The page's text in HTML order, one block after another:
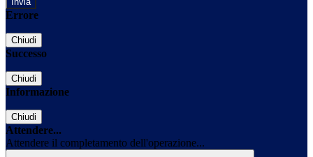
Errore
Chiudi
Successo
Chiudi
Informazione
Chiudi
Attendere...
Attendere il completamento dell'operazione...